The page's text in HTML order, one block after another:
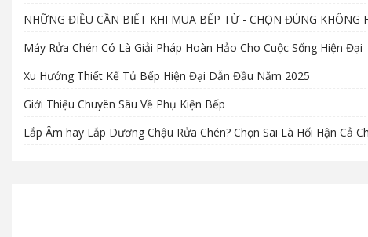
NHỮNG ĐIỀU CẦN BIẾT KHI MUA BẾP TỪ - CHỌN ĐÚNG KHÔNG
Máy Rửa Chén Có Là Giải Pháp Hoàn Hảo Cho Cuộc Sống Hiện Đại
Xu Hướng Thiết Kế Tủ Bếp Hiện Đại Dẫn Đầu Năm 2025
Giới Thiệu Chuyên Sâu Về Phụ Kiện Bếp
Lắp Âm hay Lắp Dương Chậu Rửa Chén? Chọn Sai Là Hối Hận Cả